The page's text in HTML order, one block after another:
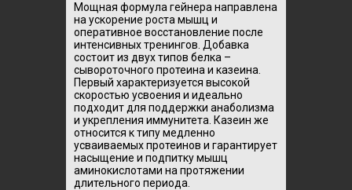
Мощная формула гейнера направлена
на ускорение роста мышц и
оперативное восстановление после
интенсивных тренингов. Добавка
состоит из двух типов белка –
сывороточного протеина и казеина.
Первый характеризуется высокой
скоростью усвоения и идеально
подходит для поддержки анаболизма
и укрепления иммунитета. Казеин же
относится к типу медленно
усваиваемых протеинов и гарантирует
насыщение и подпитку мышц
аминокислотами на протяжении
длительного периода.